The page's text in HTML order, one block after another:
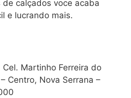
calçados voce acaba
e lucrando mais.
Cel. Martinho Ferreira do
Centro, Nova Serrana –